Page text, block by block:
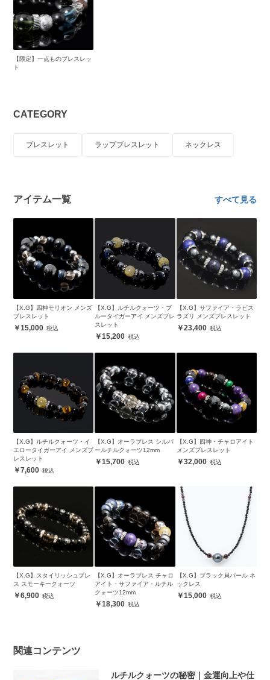
【限定】一点ものブレスレッ
ト
CATEGORY
ブレスレット ラップブレスレット ネックレス
アイテム一覧 すべて見る
【X.G】四神モリオン メンズ
ブレスレット
15,000
【X.G】ルチルクォーツ・ブ
ルータイガーアイ メンズブレ
スレット
15,200
【X.G】サファイア・ラピス
ラズリ メンズブレスレット
23,400
【X.G】ルチルクォーツ・イ
エロータイガーアイ メンズブ
レスレット
7,600
【X.G】オーラブレス シルバ
ールチルクォーツ12mm
15,700
【X.G】四神・チャロアイト
メンズブレスレット
32,000
【X.G】スタイリッシュブレ
ス スモーキークォーツ
6,900
【X.G】オーラブレス チャロ
アイト・サファイア・ルチル
クォーツ12mm
18,300
【X.G】ブラック貝パール ネ
ックレス
15,000
関連コンテンツ
ルチルクォーツの秘密｜金運向上や仕